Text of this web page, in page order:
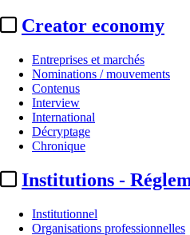
Creator economy
Entreprises et marchés
Nominations / mouvements
Contenus
Interview
International
Décryptage
Chronique
Institutions -
Institutionnel
Organisations professionnelles